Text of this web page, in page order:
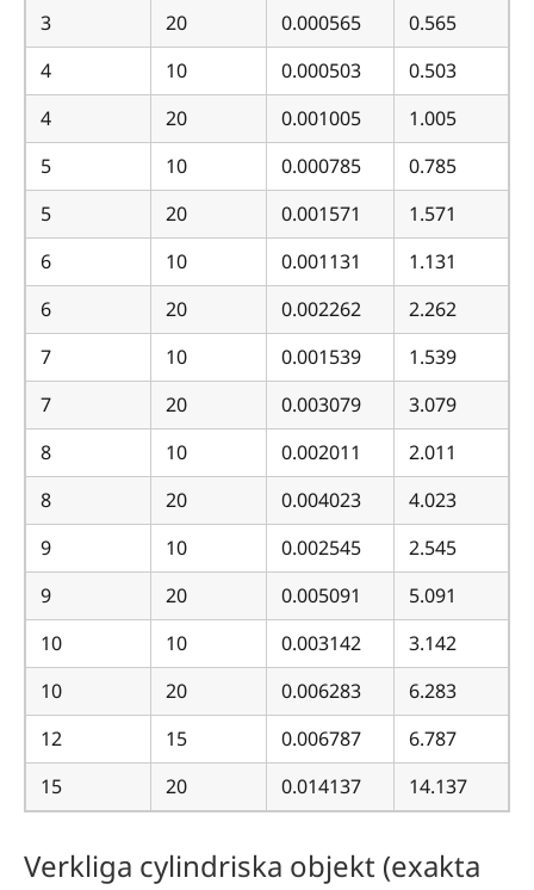
3 20 0.000565
0.565
4
10 0.000503
0.503
4
20 0.001005
1.005
5
10 0.000785
0.785
5
20 0.001571
1.571
6
10 0.001131
1.131
6
20 0.002262
2.262
7
10 0.001539
1.539
7
20 0.003079
3.079
8
10 0.002011
2.011
8
20 0.004023
4.023
9
10 0.002545
2.545
9
20 0.005091
5.091
10
10 0.003142
3.142
10
20 0.006283
6.283
12
15 0.006787
6.787
15
20 0.014137 14.137
Verkliga cylindriska objekt (exakta